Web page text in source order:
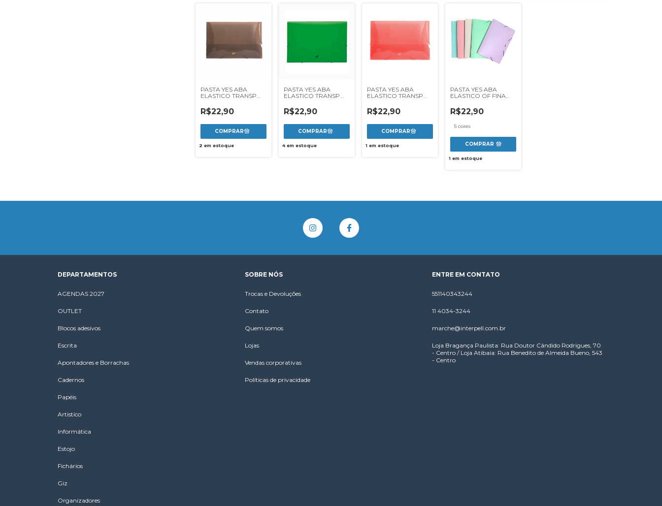
PASTA YES ABA
ELASTICO TRANSP
R$22,90
2 em estoque
PASTA YES ABA
ELASTICO TRANSP
R$22,90
4em estoque
PASTA YES ABA
ELASTICO TRANSP
R$22,90
1em estoque
PASTA YES ABA
ELASTICO OF FINA
R$22,90
5 cores
COMPRAR
1em estoque
DEPARTAMENTOS
AGENDAS 2027
OUTLET
Blocos adesivos
Escrita
Apontadores e Borrachas
Cadernos
Papéis
Artistíco
Informática
Estojo
Fichários
Giz
Organizadores
SOBRE NÓS
Trocas e Devoluções
Contato
Quem somos
Lojas
Vendas corporativas
Políticas de privacidade
ENTRE EM CONTATO
551140343244
11 4034-3244
marche@interpell.com.br
Loja Bragança Paulista: Rua Doutor Cândido Rodrigues, 70
- Centro / Loja Atibaia: Rua Benedito de Almeida Bueno, 543
- Centro